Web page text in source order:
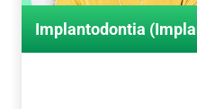
Implantodontia